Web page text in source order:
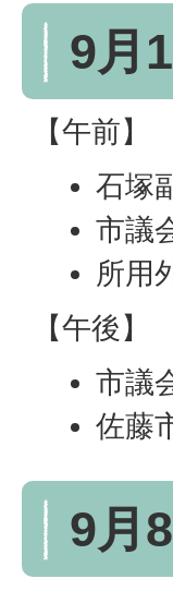
9月
【午前】
石塚
市議
所用
【午後】
市議
佐藤
9月